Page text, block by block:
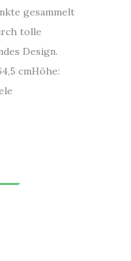
gesammelt
tolle
Design.
cmHöhe: